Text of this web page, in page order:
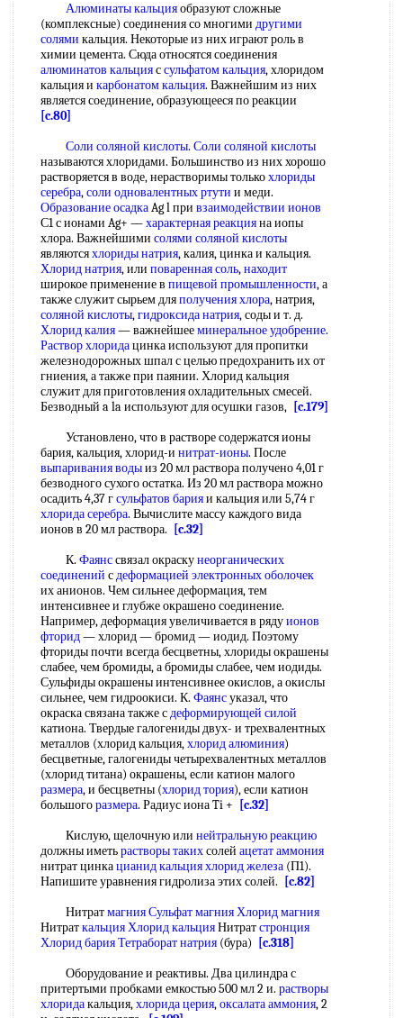
Алюминаты кальцияобразуют сложные
(комплексные) соединения со многими другими
солями кальция. Некоторые из них играют роль в
химии цемента. Сюда относятся соединения
алюминатов кальцияссульфатом кальция, хлоридом
кальция и карбонатом кальция. Важнейшим из них
является соединение, образующееся по реакции
[c.80]
Соли соляной кислоты. Соли соляной кислоты
называются хлоридами. Большинство из них хорошо
растворяется в воде, нерастворимы толькохлориды
серебра,соли одновалентных ртути и меди.
Образование осадкаAg l при взаимодействии ионов
С1 с ионами Ag+ —характерная реакцияна иопы
хлора. Важнейшими солями соляной кислоты
являютсяхлориды натрия, калия, цинка и кальция.
Хлорид натрия, или поваренная соль,находит
широкое применение в пищевой промышленности, а
также служит сырьем дляполучения хлора, натрия,
соляной кислоты,гидроксида натрия, соды и т. д.
Хлорид калия— важнейшееминеральное удобрение.
Раствор хлоридацинка используют для пропитки
железнодорожных шпал с целью предохранить их от
гниения, а также при паянии. Хлорид кальция
служит для приготовления охладительных смесей.
Безводный a la используют для осушки газов, [c.179]
Установлено, что в растворе содержатся ионы
бария, кальция, хлорид-и нитрат-ионы. После
выпаривания водыиз 20 мл раствора получено 4,01 г
безводного сухого остатка. Из 20 мл раствора можно
осадить 4,37 гсульфатов барияи кальция или 5,74 г
хлорида серебра. Вычислите массу каждого вида
ионов в 20 мл раствора.
[c.32]
К. Фаянссвязал окраскунеорганических
соединений сдеформацией электронных оболочек
их анионов. Чем сильнее деформация, тем
интенсивнее и глубже окрашено соединение.
Например, деформация увеличивается в рядуионов
фторид— хлорид — бромид — иодид. Поэтому
фториды почти всегда бесцветны, хлориды окрашены
слабее, чем бромиды, а бромиды слабее, чем иодиды.
Сульфиды окрашены интенсивнее окислов, а окислы
сильнее, чем гидроокиси. К. Фаянсуказал, что
окраска связана также сдеформирующей силой
катиона. Твердые галогениды двух- и трехвалентных
металлов (хлорид кальция,хлорид алюминия)
бесцветные, галогениды четырехвалентных металлов
(хлорид титана) окрашены, если катион малого
размера, и бесцветны (хлорид тория), если катион
большогоразмера. Радиус иона Ti +
[c.32]
Кислую, щелочную или нейтральную реакцию
должны иметьрастворы такихсолей ацетат аммония
нитрат цинкацианид кальцияхлорид железа (П1).
Напишите уравнения гидролиза этих солей.
[c.82]
Нитратмагния Сульфат магния Хлорид магния
Нитраткальция Хлорид кальцияНитратстронция
Хлорид барияТетраборат натрия (бура)
[c.318]
Оборудование и реактивы. Два цилиндра с
притертыми пробками емкостью 500 мл 2 и. растворы
хлоридакальция,хлорида церия,оксалата аммония, 2